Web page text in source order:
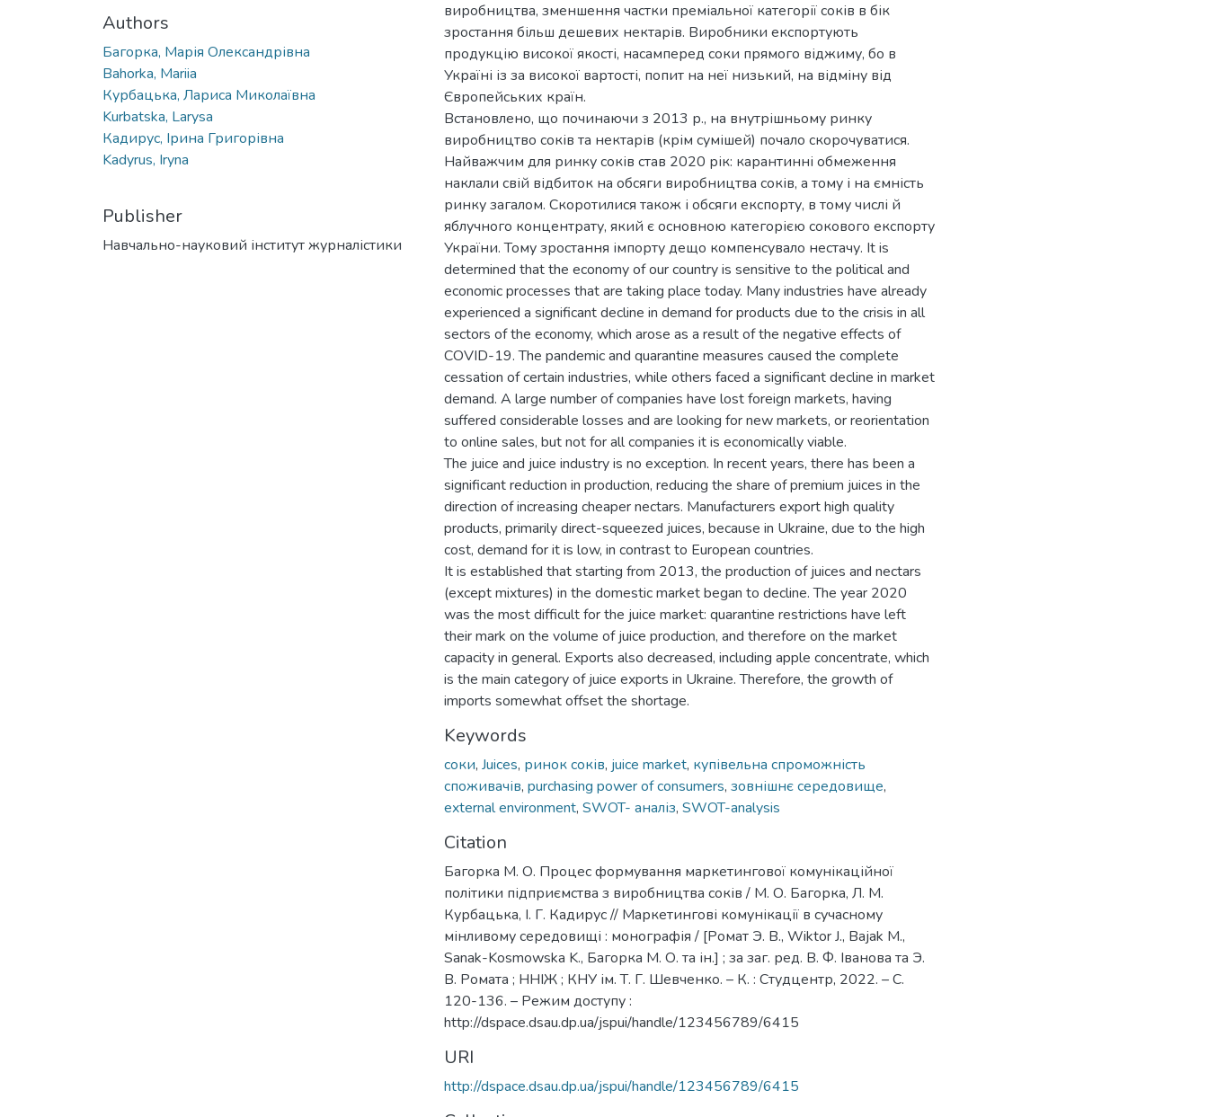
Authors
Багорка, Марія Олександрівна
Bahorka, Mariia
Курбацька, Лариса Миколаївна
Kurbatska, Larysa
Кадирус, Ірина Григорівна
Kadyrus, Iryna
Publisher
Навчально-науковий інститут журналістики
виробництва, зменшення частки преміальної категорії соків в бік
зростання більш дешевих нектарів. Виробники експортують
продукцію високої якості, насамперед соки прямого віджиму, бо в
Україні із за високої вартості, попит на неї низький, на відміну від
Європейських країн.
Встановлено, що починаючи з 2013 р., на внутрішньому ринку
виробництво соків та нектарів (крім сумішей) почало скорочуватися.
Найважчим для ринку соків став 2020 рік: карантинні обмеження
наклали свій відбиток на обсяги виробництва соків, а тому і на ємність
ринку загалом. Скоротилися також і обсяги експорту, в тому числі й
яблучного концентрату, який є основною категорією сокового експорту
України. Тому зростання імпорту дещо компенсувало нестачу. It is
determined that the economy of our country is sensitive to the political and
economic processes that are taking place today. Many industries have already
experienced a significant decline in demand for products due to the crisis in all
sectors of the economy, which arose as a result of the negative effects of
COVID-19. The pandemic and quarantine measures caused the complete
cessation of certain industries, while others faced a significant decline in market
demand. A large number of companies have lost foreign markets, having
suffered considerable losses and are looking for new markets, or reorientation
to online sales, but not for all companies it is economically viable.
The juice and juice industry is no exception. In recent years, there has been a
significant reduction in production, reducing the share of premium juices in the
direction of increasing cheaper nectars. Manufacturers export high quality
products, primarily direct-squeezed juices, because in Ukraine, due to the high
cost, demand for it is low, in contrast to European countries.
It is established that starting from 2013, the production of juices and nectars
(except mixtures) in the domestic market began to decline. The year 2020
was the most difficult for the juice market: quarantine restrictions have left
their mark on the volume of juice production, and therefore on the market
capacity in general. Exports also decreased, including apple concentrate, which
is the main category of juice exports in Ukraine. Therefore, the growth of
imports somewhat offset the shortage.
Keywords
соки, Juices, ринок соків, juice market, купівельна спроможність
споживачів, purchasing power of consumers, зовнішнє середовище,
external environment, SWOT- аналіз, SWOT-analysis
Citation
Багорка М. О. Процес формування маркетингової комунікаційної
політики підприємства з виробництва соків / М. О. Багорка, Л. М.
Курбацька, І. Г. Кадирус // Маркетингові комунікації в сучасному
мінливому середовищі : монографія / [Ромат Э. В., Wiktor J., Bajak M.,
Sanak-Kosmowska K., Багорка М. О. та ін.] ; за заг. ред. В. Ф. Іванова та Э.
В. Ромата ; ННІЖ ; КНУ ім. Т. Г. Шевченко. – К. : Студцентр, 2022. – С.
120-136. – Режим доступу :
http://dspace.dsau.dp.ua/jspui/handle/123456789/6415
URI
http://dspace.dsau.dp.ua/jspui/handle/123456789/6415